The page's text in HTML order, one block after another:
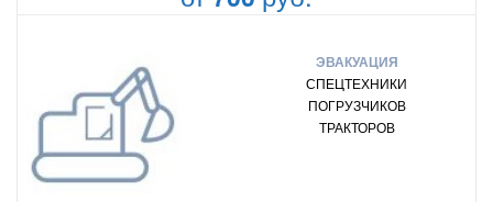
ЭВАКУАЦИЯ
СПЕЦТЕХНИКИ
ПОГРУЗЧИКОВ
ТРАКТОРОВ